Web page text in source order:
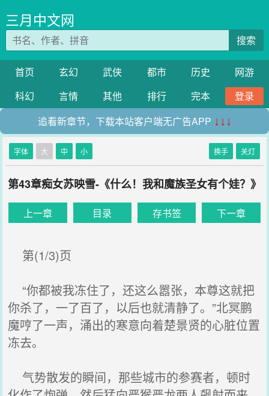
三月中文网
搜索
首页 玄幻 武侠 都市 历史
网游
科幻
言情 其他 排行 完本
登录
追看新章节，下载本站客户端无广告APP ↓↓↓
字体 大 中 小 换手 关灯
第43章痴女苏映雪-《什么！我和魔族圣女有个娃？》
上一章 目录 存书签 下一章
第(1/3)页
“你都被我冻住了，还这么嚣张，本尊这就把
你杀了，一了百了，以后也就清静了。”北冥鹏
魔哼了一声，涌出的寒意向着楚景贤的心脏位置
冻去。
气势散发的瞬间，那些城市的参赛者，顿时